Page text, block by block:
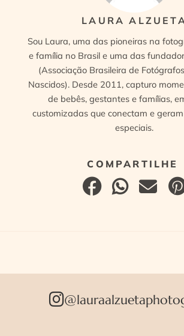
LAURA
Sou Laura, uma das pioneiras na
e família no Brasil e uma das
(Associação Brasileira de
Nascidos). Desde 2011, capturo
de bebês, gestantes e famílias,
customizadas que conectam e
especiais.